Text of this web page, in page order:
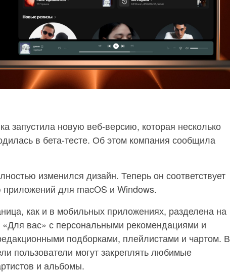
запустила новую веб-версию, которая несколько
в бета-тесте. Об этом компания сообщила
изменился дизайн. Теперь он соответствует
для macOS и Windows.
как и в мобильных приложениях, разделена на
вас» с персональными рекомендациями и
подборками, плейлистами и чартом. В
пользователи могут закреплять любимые
и альбомы.